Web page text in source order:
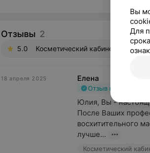
Отзывы 2
5.0 Косметический кабинет Юлии
18 апреля 2025 Елена
Отзыв подтвержден
Юлия, Вы -
После Ваших
восхитительного
лучше...
Косметический
Вы
Для